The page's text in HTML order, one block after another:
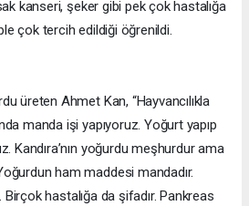
kanseri, şeker gibi pek çok hastalığa
çok tercih edildiği öğrenildi.
üreten Ahmet Kan, “Hayvancılıkla
manda işi yapıyoruz. Yoğurt yapıp
Kandıra’nın yoğurdu meşhurdur ama
ham maddesi mandadır.
hastalığa da şifadır. Pankreas